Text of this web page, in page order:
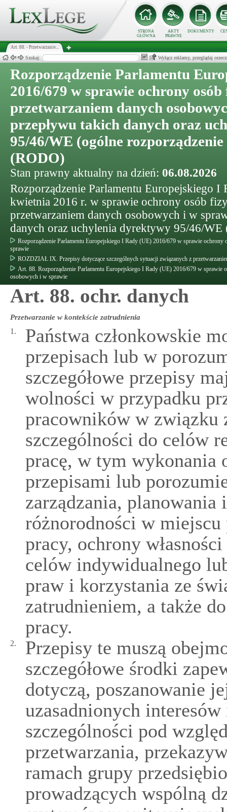
STRONA
GŁÓWNA
AKTY
PRAWNE
DOKUMENTY
Art. 88. - Przetwarzanie...
Szukaj: Wyłącz reklamy, przeglądaj
Rozporządzenie Parlamentu
2016/679 w sprawie ochrony
przetwarzaniem danych
przepływu takich danych oraz
95/46/WE (ogólne
(RODO)
Stan prawny aktualny na dzień: 06.08.2026
Rozporządzenie Parlamentu Europejskiego
kwietnia 2016 r. w sprawie ochrony osób
przetwarzaniem danych osobowych i w
danych oraz uchylenia dyrektywy 95/46/WE
Rozporządzenie Parlamentu Europejskiego I Rady (UE) 2016/679 w sprawie
sprawie
ROZDZIAŁ IX. Przepisy dotyczące szczególnych sytuacji związanych z
Art. 88. Rozporządzenie Parlamentu Europejskiego I Rady (UE) 2016/679 w
osobowych i w sprawie
Art. 88. ochr. danych
Przetwarzanie w kontekście zatrudnienia
1.
Państwa członkowskie
przepisach lub w
szczegółowe przepisy
wolności w przypadku
pracowników w związku
szczególności do celów
pracę, w tym wykonania
przepisami lub
zarządzania,
różnorodności w
pracy, ochrony
celów indywidualnego
praw i korzystania ze
zatrudnieniem, a także
pracy.
2.
Przepisy te muszą
szczegółowe środki
dotyczą, poszanowanie
uzasadnionych
szczególności pod
przetwarzania,
ramach grupy
prowadzących wspólną